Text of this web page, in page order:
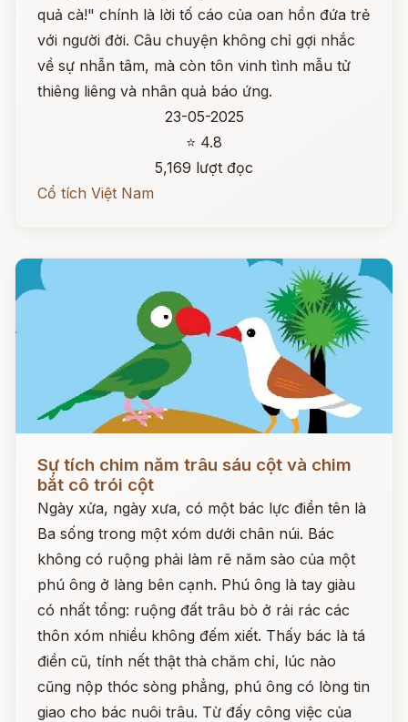
quả cà!" chính là lời tố cáo của oan hồn đứa trẻ
với người đời. Câu chuyện không chỉ gợi nhắc
về sự nhẫn tâm, mà còn tôn vinh tình mẫu tử
thiêng liêng và nhân quả báo ứng.
23-05-2025
⭐ 4.8
5,169 lượt đọc
Cổ tích Việt Nam
Sự tích chim năm trâu sáu cột và chim
bắt cô trói cột
Ngày xửa, ngày xưa, có một bác lực điền tên là
Ba sống trong một xóm dưới chân núi. Bác
không có ruộng phải làm rẽ năm sào của một
phú ông ở làng bên cạnh. Phú ông là tay giàu
có nhất tổng: ruộng đất trâu bò ở rải rác các
thôn xóm nhiều không đếm xiết. Thấy bác là tá
điền cũ, tính nết thật thà chăm chỉ, lúc nào
cũng nộp thóc sòng phẳng, phú ông có lòng tin
giao cho bác nuôi trâu. Từ đấy công việc của